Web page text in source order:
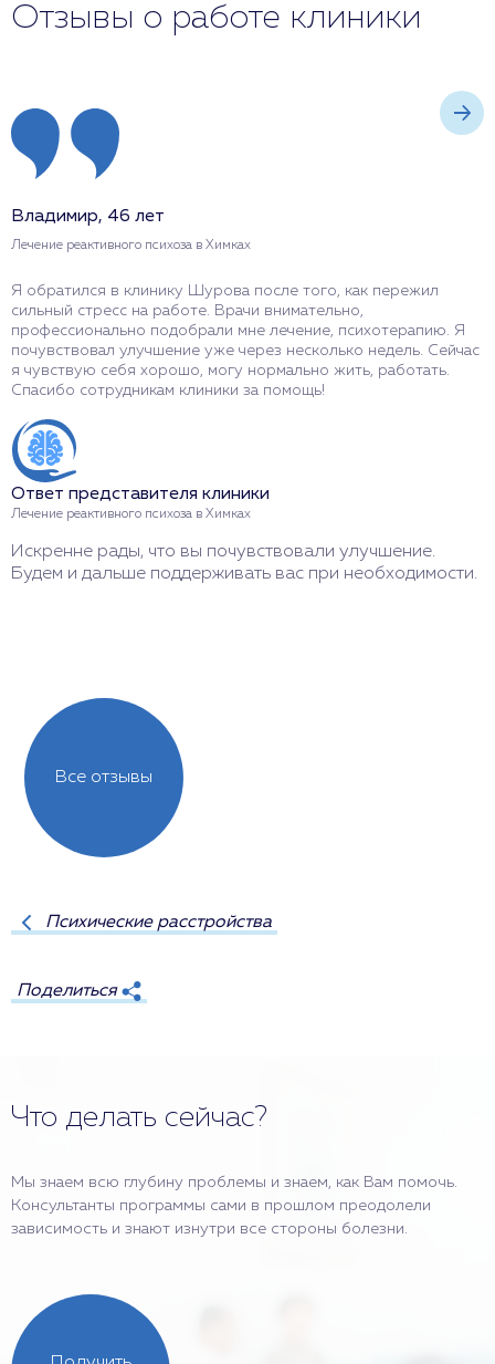
Отзывы о работе клиники
Владимир, 46 лет
Лечение реактивного психоза в Химках
Я обратился в клинику Шурова после того, как пережил
сильный стресс на работе. Врачи внимательно,
профессионально подобрали мне лечение, психотерапию. Я
почувствовал улучшение уже через несколько недель. Сейчас
я чувствую себя хорошо, могу нормально жить, работать.
Спасибо сотрудникам клиники за помощь!
Ответ представителя клиники
Лечение реактивного психоза в Химках
Искренне рады, что вы почувствовали улучшение.
Будем и дальше поддерживать вас при необходимости.
Все отзывы
Психические расстройства
Поделиться
Что делать сейчас?
Мы знаем всю глубину проблемы и знаем, как Вам помочь.
Консультанты программы сами в прошлом преодолели
зависимость и знают изнутри все стороны болезни.